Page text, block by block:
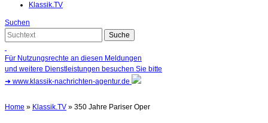
Klassik.TV
Suchen
Für Nutzungsrechte an diesen Meldungen
und weitere Dienstleistungen besuchen Sie bitte
➜ www.klassik-nachrichten-agentur.de
Home » Klassik.TV » 350 Jahre Pariser Oper